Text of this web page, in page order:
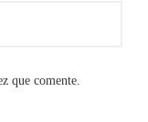
que comente.